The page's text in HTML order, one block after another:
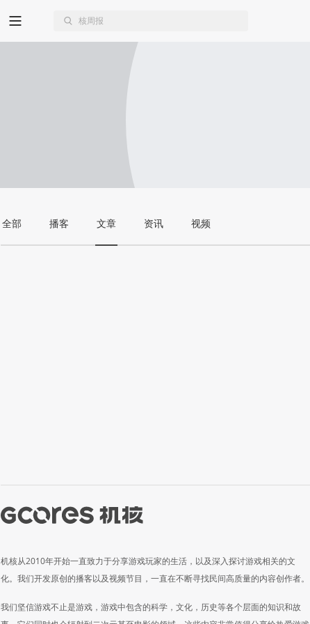
全部 播客 文章 资讯 视频
机核从2010年开始一直致力于分享游戏玩家的生活，以及深入探讨游戏相关的文
化。我们开发原创的播客以及视频节目，一直在不断寻找民间高质量的内容创作者。
我们坚信游戏不止是游戏，游戏中包含的科学，文化，历史等各个层面的知识和故